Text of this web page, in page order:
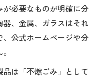
必要なものが明確に分
、金属、ガラスはそれ
公式ホームページや分
は「不燃ごみ」として